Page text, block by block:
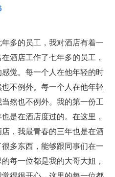
多的员工，我对酒店有着一
酒店工作了七年多的员工，
觉。每一个人在他年轻的时
不例外。每一个人在他年轻
然也不例外。我的第一份工
是在酒店度过的。在这里，
，我最青春的三年也是在酒
多东西，能够跟同事们在一
每一位都是我的大哥大姐，